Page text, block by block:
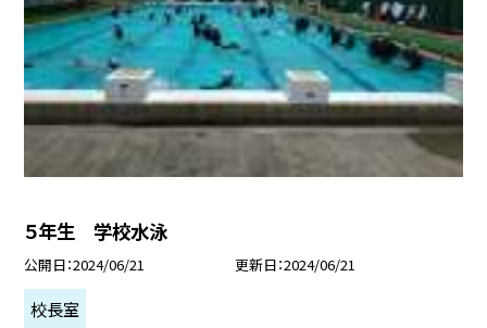
５年生 学校水泳
公開日 2024/06/21 更新日 2024/06/21
校長室